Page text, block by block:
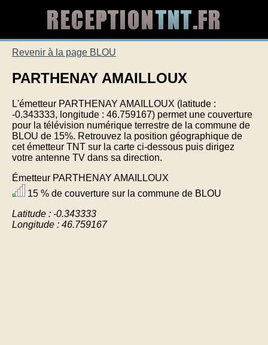
Revenir à la page BLOU
PARTHENAY AMAILLOUX
L'émetteur PARTHENAY AMAILLOUX (latitude :
-0.343333, longitude : 46.759167) permet une couverture
pour la télévision numérique terrestre de la commune de
BLOU de 15%. Retrouvez la position géographique de
cet émetteur TNT sur la carte ci-dessous puis dirigez
votre antenne TV dans sa direction.
Émetteur PARTHENAY AMAILLOUX
15 % de couverture sur la commune de BLOU
Latitude : -0.343333
Longitude : 46.759167